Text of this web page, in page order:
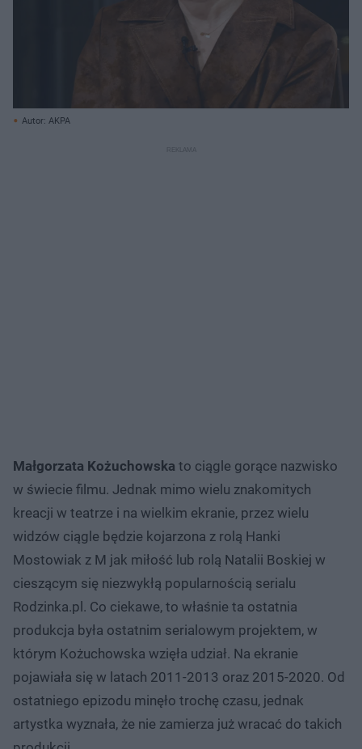
Autor: AKPA
Małgorzata Kożuchowska to ciągle gorące nazwisko
w świecie filmu. Jednak mimo wielu znakomitych
kreacji w teatrze i na wielkim ekranie, przez wielu
widzów ciągle będzie kojarzona z rolą Hanki
Mostowiak z M jak miłość lub rolą Natalii Boskiej w
cieszącym się niezwykłą popularnością serialu
Rodzinka.pl. Co ciekawe, to właśnie ta ostatnia
produkcja była ostatnim serialowym projektem, w
którym Kożuchowska wzięła udział. Na ekranie
pojawiała się w latach 2011-2013 oraz 2015-2020. Od
ostatniego epizodu minęło trochę czasu, jednak
artystka wyznała, że nie zamierza już wracać do takich